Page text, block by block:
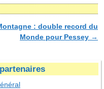
: double record du
Monde pour Pessey →